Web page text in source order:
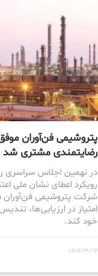
پتروشیمی فن‌آوران
رضایتمندی مشتری شد
در نهمین اجلاس سراسری
رویکرد اعطای نشان ملی
شرکت پتروشیمی فن‌آوران
امتیاز در ارزیابی‌ها،
خود کند.
1404/3/16